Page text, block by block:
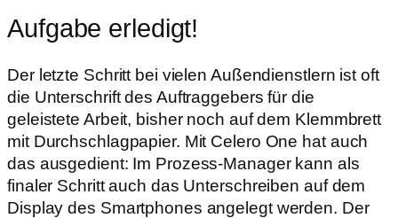
Aufgabe erledigt!
Der letzte Schritt bei vielen Außendienstlern ist oft
die Unterschrift des Auftraggebers für die
geleistete Arbeit, bisher noch auf dem Klemmbrett
mit Durchschlagpapier. Mit Celero One hat auch
das ausgedient: Im Prozess-Manager kann als
finaler Schritt auch das Unterschreiben auf dem
Display des Smartphones angelegt werden. Der